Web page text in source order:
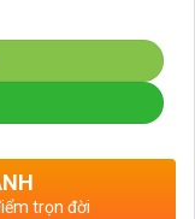
trọn đời